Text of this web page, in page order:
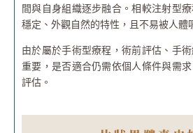
間與自身組織逐步融合。相較注射型
穩定、外觀自然的特性，且不易被人體
由於屬於手術型療程，術前評估、手
重要，是否適合仍需依個人條件與需
評估。